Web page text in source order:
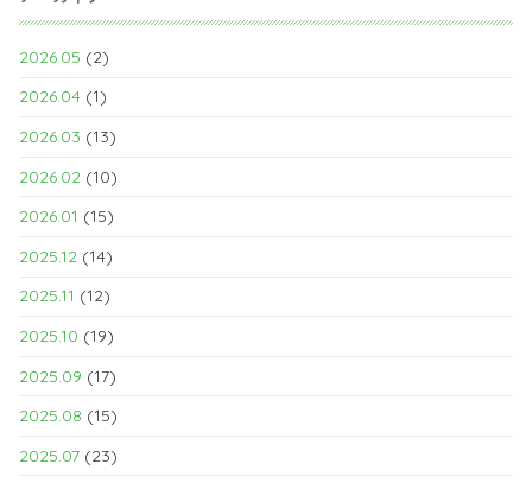
2026.05 (2)
2026.04 (1)
2026.03 (13)
2026.02 (10)
2026.01 (15)
2025.12 (14)
2025.11 (12)
2025.10 (19)
2025.09 (17)
2025.08 (15)
2025.07 (23)